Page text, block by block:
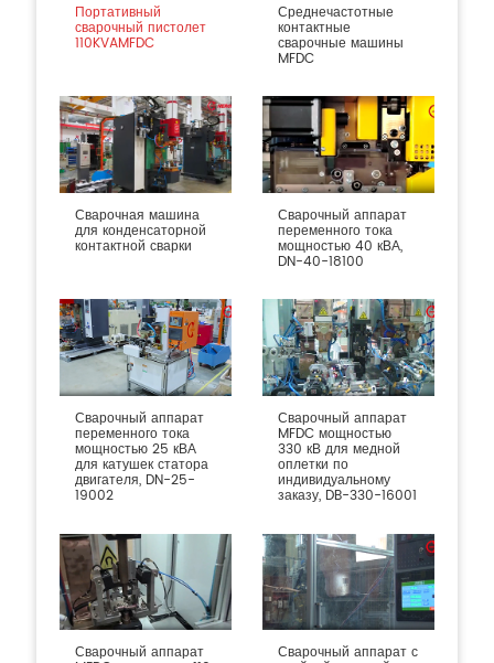
Портативный
сварочный пистолет
110KVAMFDC
Среднечастотные
контактные
сварочные машины
MFDC
Сварочная машина
для конденсаторной
контактной сварки
Сварочный аппарат
переменного тока
мощностью 40 кВА,
DN-40-18100
Сварочный аппарат
переменного тока
мощностью 25 кВА
для катушек статора
двигателя, DN-25-
19002
Сварочный аппарат
MFDC мощностью
330 кВ для медной
оплетки по
индивидуальному
заказу, DB-330-16001
Сварочный аппарат Сварочный аппарат с